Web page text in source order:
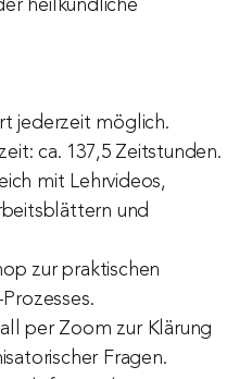
heilkundliche
jederzeit möglich.
ca. 137,5 Zeitstunden.
mit Lehrvideos,
und
zur praktischen
per Zoom zur Klärung
Fragen.